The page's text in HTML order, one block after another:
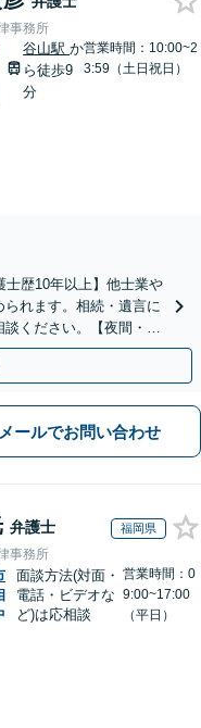
事務所
谷山駅か
ら徒歩9
分
営業時間：10:00~2
3:59（土日祝日）
士歴10年以上】他士業や
れます。相続・遺言に
ください。【夜間・休
メールでお問い合わせ
弁護士 福岡県
事務所
面談方法(対面・
電話・ビデオな
ど)は応相談
営業時間：0
9:00~17:00
（平日）